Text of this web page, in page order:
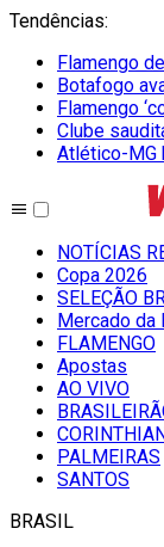
Tendências:
Flamengo
Botafogo
Flamengo
Clube
Atlético-MG
NOTÍCIAS
Copa 2026
SELEÇÃO
Mercado da
FLAMENGO
Apostas
AO VIVO
PALMEIRAS
SANTOS
BRASIL